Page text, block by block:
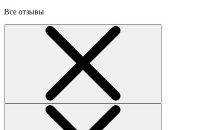
Все отзывы